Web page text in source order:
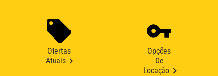
Ofertas
Atuais
Opções
De
Locação